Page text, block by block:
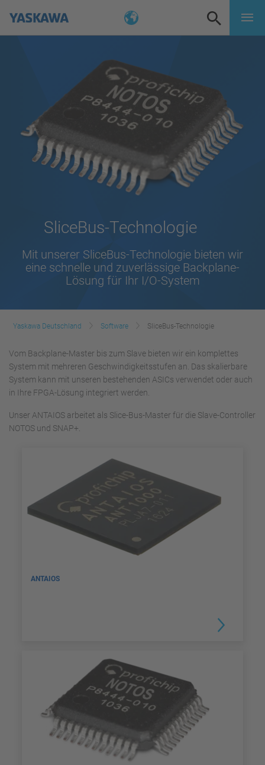
SliceBus-Technologie
Mit unserer SliceBus-Technologie bieten wir
eine schnelle und zuverlässige Backplane-
Lösung für Ihr I/O-System
Yaskawa Deutschland Software SliceBus-Technologie
Vom Backplane-Master bis zum Slave bieten wir ein komplettes
System mit mehreren Geschwindigkeitsstufen an. Das skalierbare
System kann mit unseren bestehenden ASICs verwendet oder auch
in Ihre FPGA-Lösung integriert werden.
Unser ANTAIOS arbeitet als Slice-Bus-Master für die Slave-Controller
NOTOS und SNAP+.
ANTAIOS